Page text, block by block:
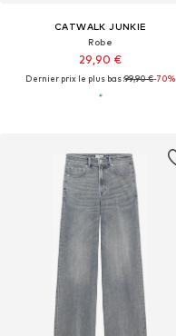
CATWALK JUNKIE
Robe
29,90 €
Dernier prix le plus bas :99,90 €-70%